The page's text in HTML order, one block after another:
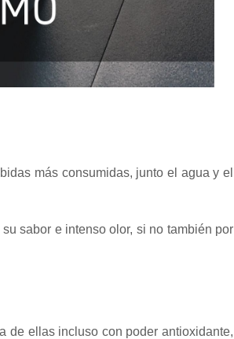
más consumidas, junto el agua y el
sabor e intenso olor, si no también por
de ellas incluso con poder antioxidante,